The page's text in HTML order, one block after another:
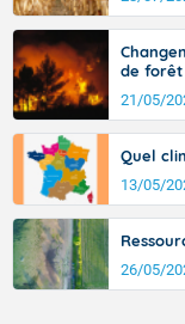
de forêt
21/05/
Quel
13/05/
26/05/